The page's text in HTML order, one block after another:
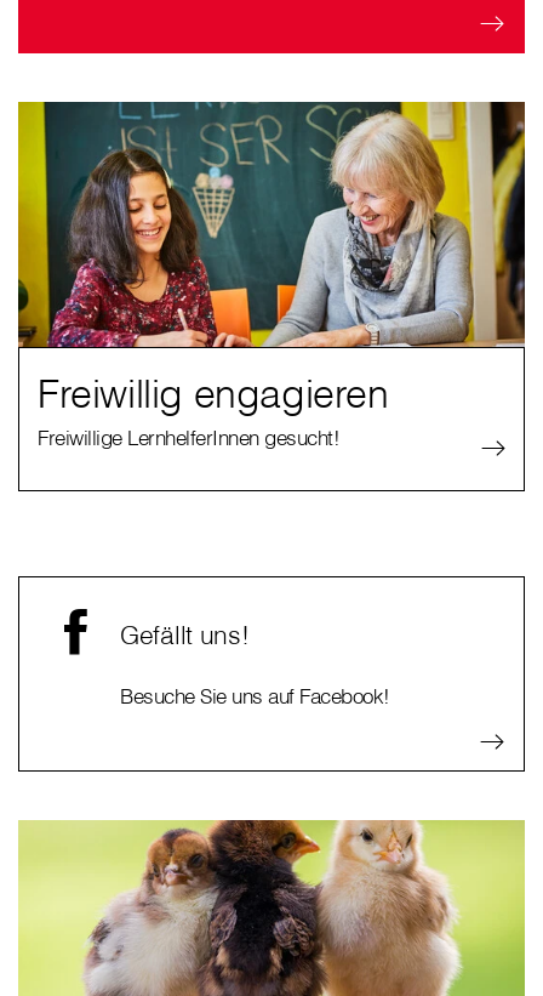
Freiwillig engagieren
Freiwillige LernhelferInnen gesucht!
Gefällt uns!
Besuche Sie uns auf Facebook!